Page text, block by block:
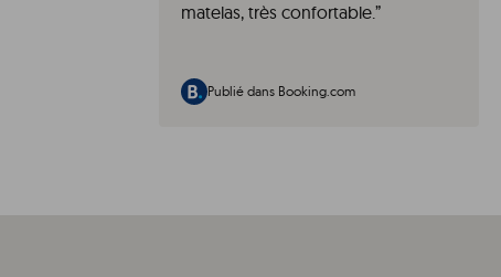
matelas, très confortable.”
Publié dans Booking.com